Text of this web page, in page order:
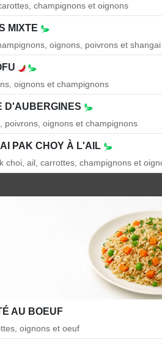
champignons et oignons
MIXTE
oignons, poivrons et
oignons et champignons
D'AUBERGINES
poivrons, oignons et champignons
PAK CHOY À L'AIL
choi, ail, carrottes, champignons et
AU BOEUF
oignons et oeuf